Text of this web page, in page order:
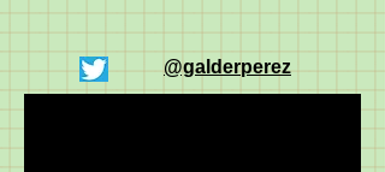
@galderperez